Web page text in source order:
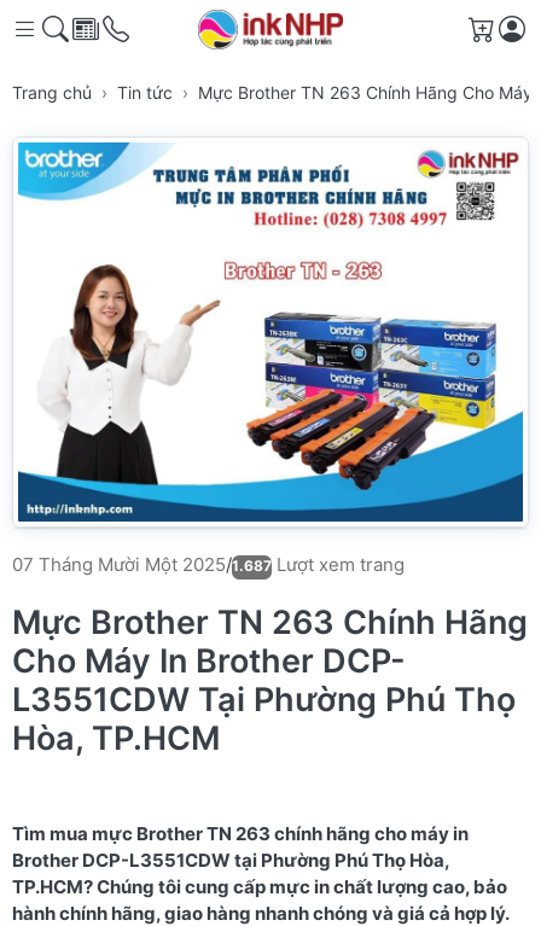
Giỏ
Trang chủ Tin tức Mực Brother TN 263 Chính Hãng Cho Máy
07 Tháng Mười Một 2025/1.687 Lượt xem trang
Mực Brother TN 263 Chính Hãng
Cho Máy In Brother DCP-
L3551CDW Tại Phường Phú Thọ
Hòa, TP.HCM
Tìm mua mực Brother TN 263 chính hãng cho máy in
Brother DCP-L3551CDW tại Phường Phú Thọ Hòa,
TP.HCM? Chúng tôi cung cấp mực in chất lượng cao, bảo
hành chính hãng, giao hàng nhanh chóng và giá cả hợp lý.